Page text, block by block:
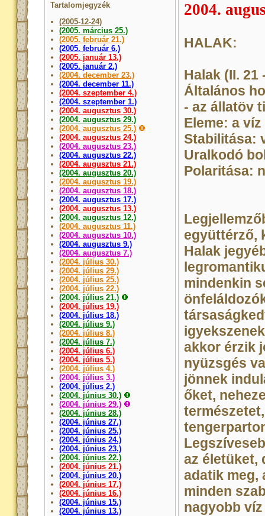
Tartalomjegyzék
(2005-12-24)
(2005. március 25.)
(2005. február 21.)
(2005. február 6.)
(2005. január 13.)
(2005. január 2.)
(2004. december 23.)
(2004. december 11.)
(2004. szeptember 4.)
(2004. szeptember 1.)
(2004. augusztus 30.)
(2004. augusztus 29.)
(2004. augusztus 25.)
(2004. augusztus 24.)
(2004. augusztus 23.)
(2004. augusztus 22.)
(2004. augusztus 21.)
(2004. augusztus 20.)
(2004. augusztus 19.)
(2004. augusztus 18.)
(2004. augusztus 17.)
(2004. augusztus 13.)
(2004. augusztus 12.)
(2004. augusztus 11.)
(2004. augusztus 10.)
(2004. augusztus 9.)
(2004. augusztus 7.)
(2004. július 30.)
(2004. július 29.)
(2004. július 25.)
(2004. július 22.)
(2004. július 21.)
(2004. július 19.)
(2004. július 18.)
(2004. július 9.)
(2004. július 8.)
(2004. július 7.)
(2004. július 6.)
(2004. július 5.)
(2004. július 4.)
(2004. július 3.)
(2004. július 2.)
(2004. június 30.)
(2004. június 29.)
(2004. június 28.)
(2004. június 27.)
(2004. június 25.)
(2004. június 24.)
(2004. június 23.)
(2004. június 22.)
(2004. június 21.)
(2004. június 20.)
(2004. június 17.)
(2004. június 16.)
(2004. június 15.)
(2004. június 13.)
2004.
HALAK:
Halak (II. 21
Általános
- az állatöv
Eleme: a víz
Stabilitása:
Uralkodó
Polaritása:
együttérző,
Halak
mindenkin
akkor érzik
nyüzsgés
jönnek
őket,
az életüket,
adatik meg,
minden
nagyobb